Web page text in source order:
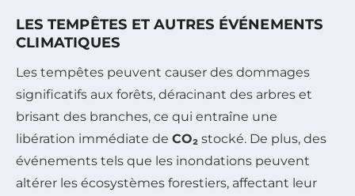
LES TEMPÊTES ET AUTRES ÉVÉNEMENTS
CLIMATIQUES
Les tempêtes peuvent causer des dommages
significatifs aux forêts, déracinant des arbres et
brisant des branches, ce qui entraîne une
libération immédiate de CO₂ stocké. De plus, des
événements tels que les inondations peuvent
altérer les écosystèmes forestiers, affectant leur